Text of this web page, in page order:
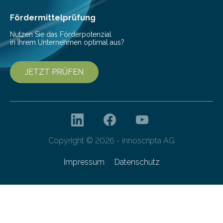
Fördermittelprüfung
Nutzen Sie das Förderpotenzial
in Ihrem Unternehmen optimal aus?
JETZT PRÜFEN
Copyright © 2026 - innoscripta AG
Impressum Datenschutz